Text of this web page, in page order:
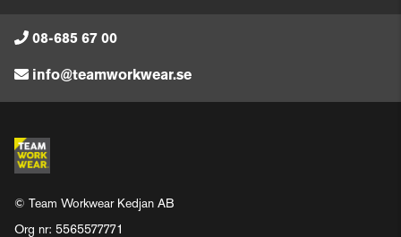
08-685 67 00
info@teamworkwear.se
© Team Workwear Kedjan AB
Org nr: 5565577771